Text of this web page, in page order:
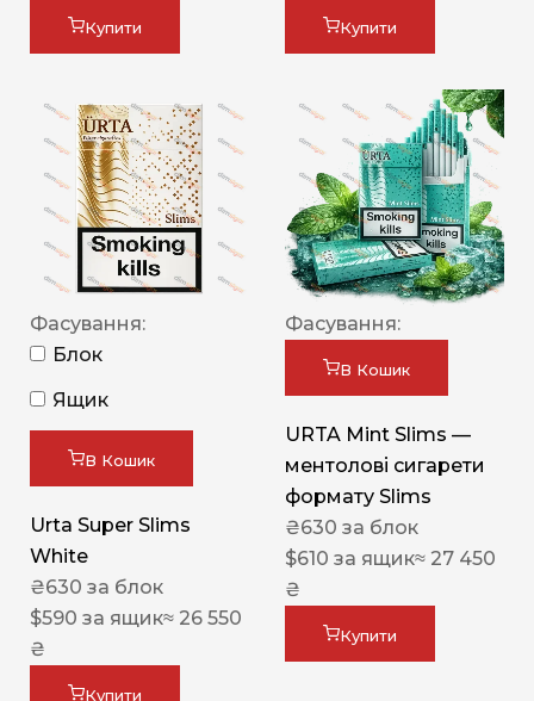
Купити Купити
Фасування:
Блок
Ящик
В Кошик
Urta Super Slims
White
₴630 за блок
$590 за ящик≈ 26 550
₴
Купити
Фасування:
В Кошик
URTA Mint Slims —
ментолові сигарети
формату Slims
₴630 за блок
$610 за ящик≈ 27 450
₴
Купити